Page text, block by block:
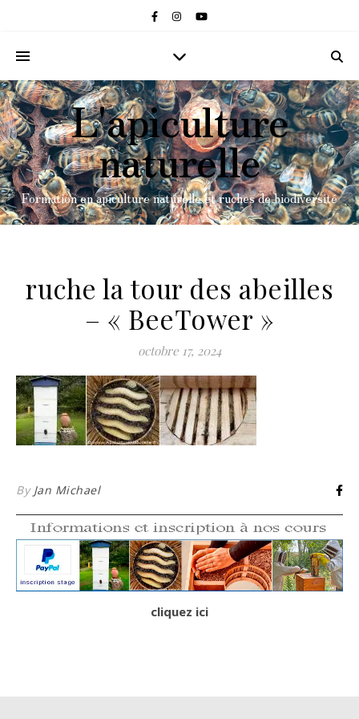
L'apiculture
naturelle
Formation en apiculture naturelle et ruches de biodiversité
ruche la tour des abeilles
– « BeeTower »
octobre 17, 2024
By Jan Michael
cliquez ici